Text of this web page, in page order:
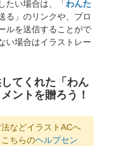
たい場合は、「わんた
る」のリンクや、プロ
ルを送信することがで
い場合はイラストレー
てくれた「わん
ントを贈ろう！
などイラストACへ
ちらのヘルプセン